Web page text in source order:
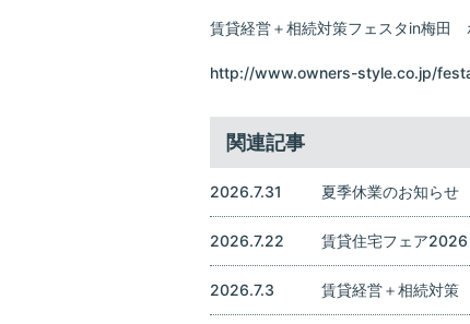
賃貸経営＋相続対策フェスタin梅田
http://www.owners-style.co.jp/
関連記事
2026.7.31 夏季休業のお知らせ
2026.7.22 賃貸住宅フェア2026
2026.7.3 賃貸経営＋相続対策